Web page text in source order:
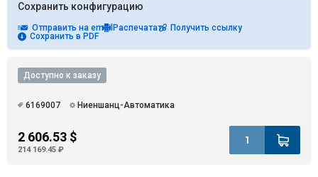
Сохранить конфигурацию
Отправить на email Распечатать Получить ссылку
Сохранить в PDF
Доступно к заказу
6169007 Ниеншанц-Автоматика
2 606.53 $
214 169.45 ₽